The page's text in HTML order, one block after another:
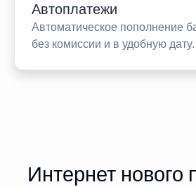
Автоплатежи
Автоматическое пополнение
без комиссии и в удобную дату.
Интернет нового